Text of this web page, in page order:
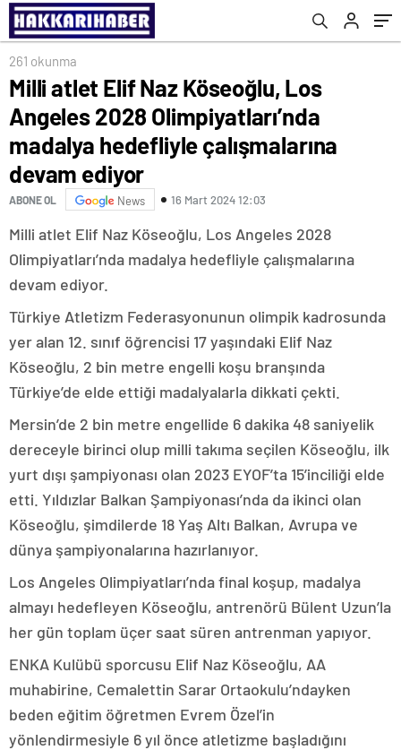
çalışmalarına devam ediyor
261 okunma
Milli atlet Elif Naz Köseoğlu, Los
Angeles 2028 Olimpiyatları’nda
madalya hedefliyle çalışmalarına
devam ediyor
ABONE OL News 16 Mart 2024 12:03
Milli atlet Elif Naz Köseoğlu, Los Angeles 2028
Olimpiyatları’nda madalya hedefliyle çalışmalarına
devam ediyor.
Türkiye Atletizm Federasyonunun olimpik kadrosunda
yer alan 12. sınıf öğrencisi 17 yaşındaki Elif Naz
Köseoğlu, 2 bin metre engelli koşu branşında
Türkiye’de elde ettiği madalyalarla dikkati çekti.
Mersin’de 2 bin metre engellide 6 dakika 48 saniyelik
dereceyle birinci olup milli takıma seçilen Köseoğlu, ilk
yurt dışı şampiyonası olan 2023 EYOF’ta 15’inciliği elde
etti. Yıldızlar Balkan Şampiyonası’nda da ikinci olan
Köseoğlu, şimdilerde 18 Yaş Altı Balkan, Avrupa ve
dünya şampiyonalarına hazırlanıyor.
Los Angeles Olimpiyatları’nda final koşup, madalya
almayı hedefleyen Köseoğlu, antrenörü Bülent Uzun’la
her gün toplam üçer saat süren antrenman yapıyor.
ENKA Kulübü sporcusu Elif Naz Köseoğlu, AA
muhabirine, Cemalettin Sarar Ortaokulu’ndayken
beden eğitim öğretmen Evrem Özel’in
yönlendirmesiyle 6 yıl önce atletizme başladığını
tanesinin olmamasına üzüldüm’